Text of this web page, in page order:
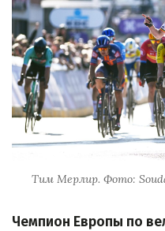
Тим Мерлир. Фото:
Чемпион Европы по